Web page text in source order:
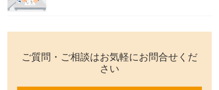
ご質問・ご相談はお気軽にお問合せくだ
さい